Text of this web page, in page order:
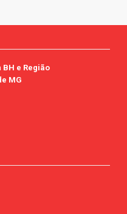
BH e Região
MG